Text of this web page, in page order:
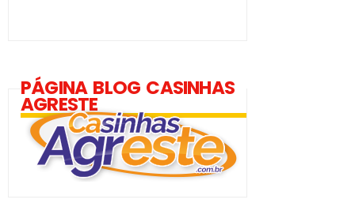
PÁGINA BLOG CASINHAS
AGRESTE